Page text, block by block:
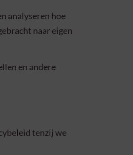
analyseren hoe
naar eigen
en andere
tenzij we